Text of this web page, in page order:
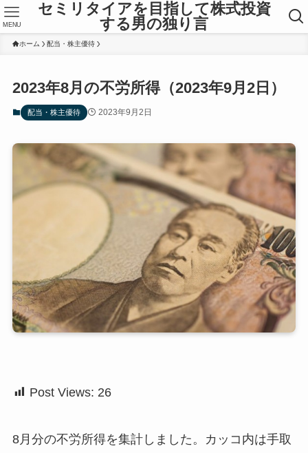
セミリタイアを目指して株式投資
する男の独り言
MENU
ホーム 配当・株主優待
2023年8月の不労所得（2023年9月2日）
配当・株主優待 2023年9月2日
Post Views: 26
8月分の不労所得を集計しました。カッコ内は手取